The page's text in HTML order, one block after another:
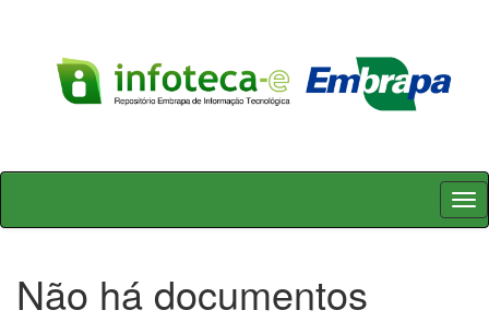
Skip
Não há documentos